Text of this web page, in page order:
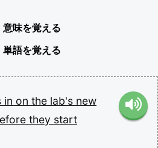
意味を覚える
単語を覚える
in on the lab's new
they start